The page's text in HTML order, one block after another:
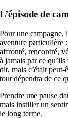
L’épisode de
Pour une campagne,
aventure particulière
affronté, rencontré,
à jamais par ce
dit, mais c’était
tout dépendra de ce
Prendre une pause
mais instiller un
le long terme.